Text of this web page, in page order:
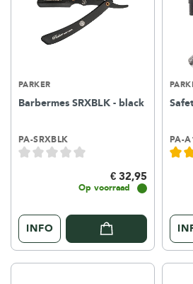
PARKER
Barbermes SRXBLK - black
PA-SRXBLK
€ 32,95
Op voorraad
INFO
PA-